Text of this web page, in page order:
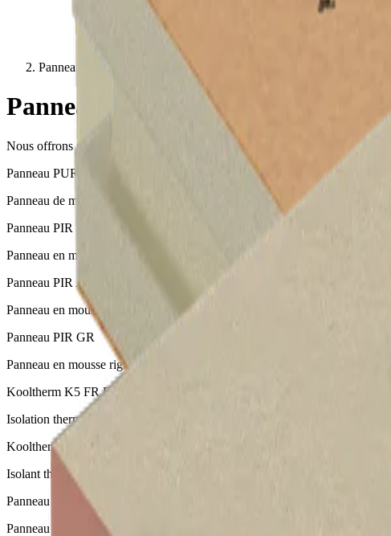
Panneaux Isolants
Panneaux Isolants
Nous offrons une gamme d’isolants performants et innovants pour chaque
Panneau PUR PS
Panneau de mousse rigide PIR revêtu d’aluminium et de polyester renforcé.
Panneau PIR F ALK
Panneau en mousse rigide PIR revêtu d’un complexe multicouche kraft-
Panneau PIR AK
Panneau en mousse rigide PIR revêtu d’un complexe multicouche kraft-
Panneau PIR GR
Panneau en mousse rigide PIR revêtu d’une feuille d’aluminium gaufrée.
Kooltherm K5 FR Panneau ETICS
Isolation thermique résolique pour façades sans lame d’air (ETICS)
Kooltherm K15 FR Panneau Façade Ventilée
Isolant thermique pour façades ventilées, vêtures et vêtages
Panneau PUR 2PS
Panneau de mousse rigide PIR recouvert d’un revêtement en polyester